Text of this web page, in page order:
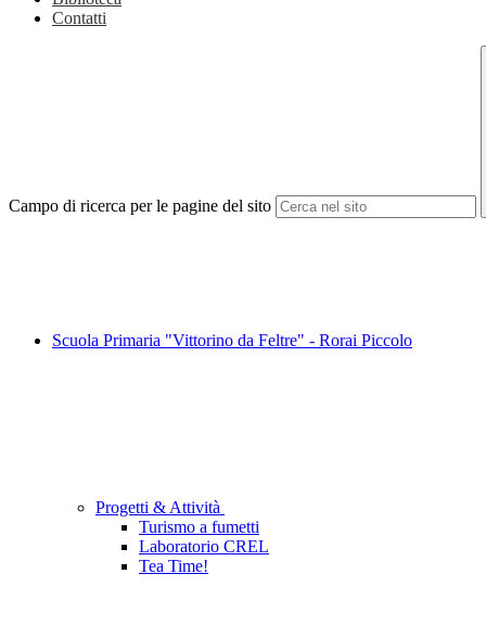
Contatti
Campo di ricerca per le pagine del sito
Scuola Primaria "Vittorino da Feltre" - Rorai Piccolo
Progetti & Attività
Turismo a fumetti
Laboratorio CREL
Tea Time!